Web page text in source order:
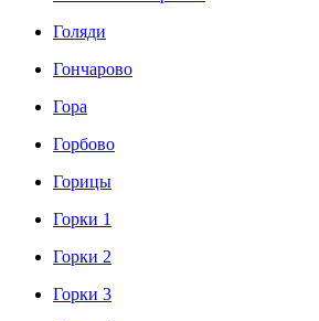
Голяди
Гончарово
Гора
Горбово
Горицы
Горки 1
Горки 2
Горки 3